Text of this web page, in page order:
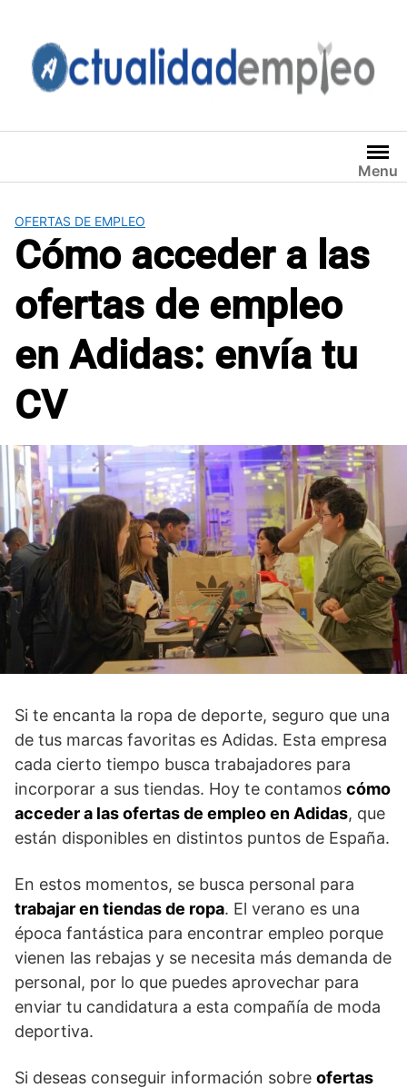
contenido
Menu
OFERTAS DE EMPLEO
Cómo acceder a las
ofertas de empleo
en Adidas: envía tu
CV
Si te encanta la ropa de deporte, seguro que una
de tus marcas favoritas es Adidas. Esta empresa
cada cierto tiempo busca trabajadores para
incorporar a sus tiendas. Hoy te contamos cómo
acceder a las ofertas de empleo en Adidas, que
están disponibles en distintos puntos de España.
En estos momentos, se busca personal para
trabajar en tiendas de ropa. El verano es una
época fantástica para encontrar empleo porque
vienen las rebajas y se necesita más demanda de
personal, por lo que puedes aprovechar para
enviar tu candidatura a esta compañía de moda
deportiva.
Si deseas conseguir información sobre ofertas